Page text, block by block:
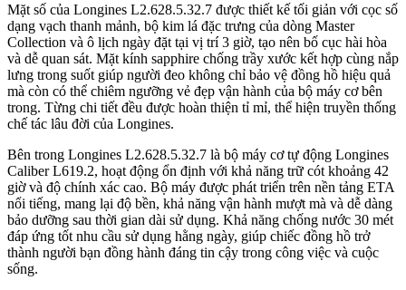
Mặt số của Longines L2.628.5.32.7 được thiết kế tối giản với cọc số
dạng vạch thanh mảnh, bộ kim lá đặc trưng của dòng Master
Collection và ô lịch ngày đặt tại vị trí 3 giờ, tạo nên bố cục hài hòa
và dễ quan sát. Mặt kính sapphire chống trầy xước kết hợp cùng nắp
lưng trong suốt giúp người đeo không chỉ bảo vệ đồng hồ hiệu quả
mà còn có thể chiêm ngưỡng vẻ đẹp vận hành của bộ máy cơ bên
trong. Từng chi tiết đều được hoàn thiện tỉ mỉ, thể hiện truyền thống
chế tác lâu đời của Longines.
Bên trong Longines L2.628.5.32.7 là bộ máy cơ tự động Longines
Caliber L619.2, hoạt động ổn định với khả năng trữ cót khoảng 42
giờ và độ chính xác cao. Bộ máy được phát triển trên nền tảng ETA
nổi tiếng, mang lại độ bền, khả năng vận hành mượt mà và dễ dàng
bảo dưỡng sau thời gian dài sử dụng. Khả năng chống nước 30 mét
đáp ứng tốt nhu cầu sử dụng hằng ngày, giúp chiếc đồng hồ trở
thành người bạn đồng hành đáng tin cậy trong công việc và cuộc
sống.